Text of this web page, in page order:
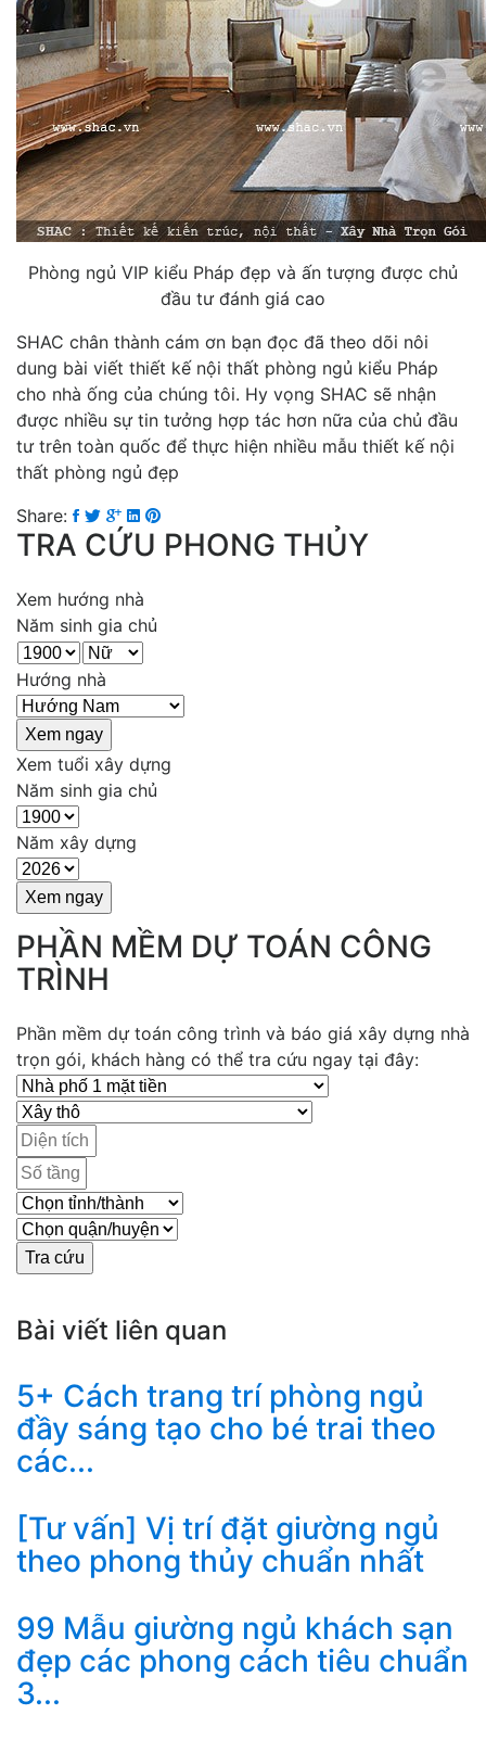
Phòng ngủ VIP kiểu Pháp đẹp và ấn tượng được chủ
đầu tư đánh giá cao
SHAC chân thành cám ơn bạn đọc đã theo dõi nôi
dung bài viết thiết kế nội thất phòng ngủ kiểu Pháp
cho nhà ống của chúng tôi. Hy vọng SHAC sẽ nhận
được nhiều sự tin tưởng hợp tác hơn nữa của chủ đầu
tư trên toàn quốc để thực hiện nhiều mẫu thiết kế nội
thất phòng ngủ đẹp
Share:
TRA CỨU PHONG THỦY
Xem hướng nhà
Năm sinh gia chủ
Hướng nhà
Xem tuổi xây dựng
Năm sinh gia chủ
Năm xây dựng
PHẦN MỀM DỰ TOÁN CÔNG
TRÌNH
Phần mềm dự toán công trình và báo giá xây dựng nhà
trọn gói, khách hàng có thể tra cứu ngay tại đây:
Bài viết liên quan
5+ Cách trang trí phòng ngủ
đầy sáng tạo cho bé trai theo
các...
[Tư vấn] Vị trí đặt giường ngủ
theo phong thủy chuẩn nhất
99 Mẫu giường ngủ khách sạn
đẹp các phong cách tiêu chuẩn
3...